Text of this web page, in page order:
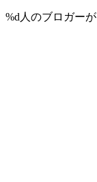
%d 人のブロガー